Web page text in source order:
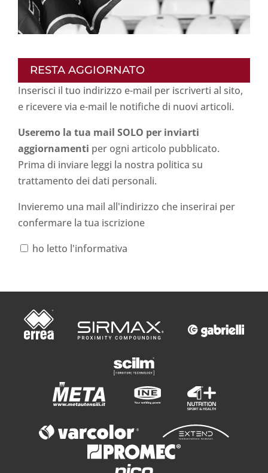
RESTA AGGIORNATO
Inserisci il tuo indirizzo e-mail per iscriverti al sito,
e ricevere via e-mail le notifiche di nuovi articoli.
Useremo la tua mail SOLO per inviarti
aggiornamenti per ogni articolo pubblicato.
Prima di inviare leggi la nostra politica su
trattamento dei dati personali.
Invieremo una mail all'indirizzo che inserirai per
confermare la tua iscrizione
ho letto l'informativa